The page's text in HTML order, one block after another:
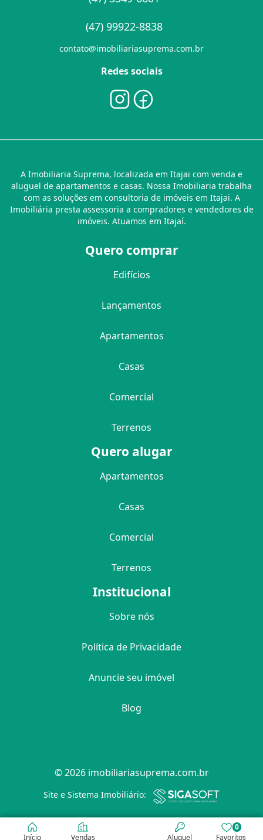
Filtro
(47) 99922-8838
contato@imobiliariasuprema.com.br
Redes sociais
A Imobiliaria Suprema, localizada em Itajai com venda e
aluguel de apartamentos e casas. Nossa Imobiliaria trabalha
com as soluções em consultoria de imóveis em Itajai. A
Imobiliária presta assessoria a compradores e vendedores de
imóveis. Atuamos em Itajaí.
Quero comprar
Edifícios
Lançamentos
Apartamentos
Casas
Comercial
Terrenos
Quero alugar
Apartamentos
Casas
Comercial
Terrenos
Institucional
Sobre nós
Política de Privacidade
Anuncie seu imóvel
Blog
© 2026 imobiliariasuprema.com.br
Site e Sistema Imobiliário:
Início Vendas Aluguel
0
Favoritos